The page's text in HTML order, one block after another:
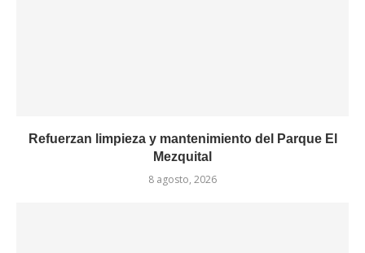
Refuerzan limpieza y mantenimiento del Parque El
Mezquital
8 agosto, 2026